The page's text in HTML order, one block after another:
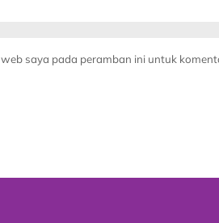
saya pada peramban ini untuk